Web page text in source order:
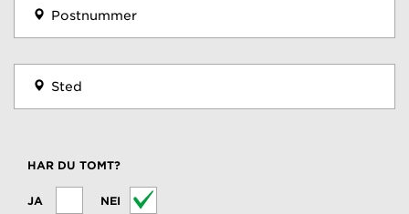
HAR DU TOMT?
JA NEI